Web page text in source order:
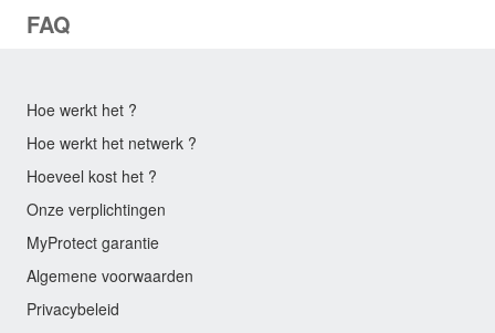
FAQ
Hoe werkt het ?
Hoe werkt het netwerk ?
Hoeveel kost het ?
Onze verplichtingen
MyProtect garantie
Algemene voorwaarden
Privacybeleid